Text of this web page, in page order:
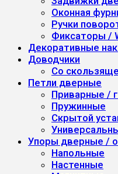
Оконная
Ручки
Фиксаторы /
Декоративные
Доводчики
Со
Петли дверные
Приварные /
Пружинные
Скрытой
Упоры дверные /
Напольные
Настенные